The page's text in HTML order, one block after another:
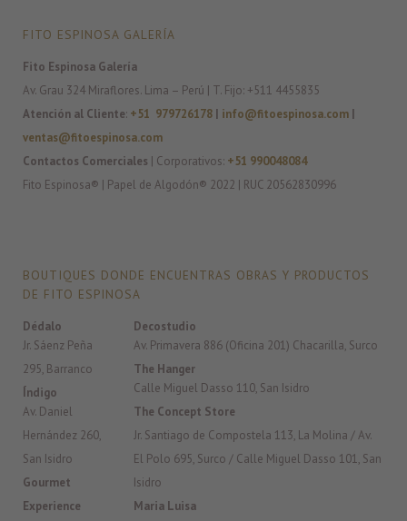
FITO ESPINOSA GALERÍA
Fito Espinosa Galería
Av. Grau 324 Miraflores. Lima – Perú | T. Fijo: +511 4455835
Atención al Cliente: +51 979726178 | info@fitoespinosa.com |
ventas@fitoespinosa.com
Contactos Comerciales | Corporativos: +51 990048084
Fito Espinosa® | Papel de Algodón® 2022 | RUC 20562830996
BOUTIQUES DONDE ENCUENTRAS OBRAS Y PRODUCTOS
DE FITO ESPINOSA
Dédalo
Jr. Sáenz Peña
295, Barranco
Índigo
Av. Daniel
Hernández 260,
San Isidro
Gourmet
Experience
Decostudio
Av. Primavera 886 (Oficina 201) Chacarilla, Surco
The Hanger
Calle Miguel Dasso 110, San Isidro
The Concept Store
Jr. Santiago de Compostela 113, La Molina / Av.
El Polo 695, Surco / Calle Miguel Dasso 101, San
Isidro
Maria Luisa